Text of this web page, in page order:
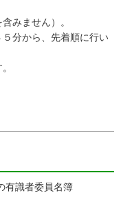
みません）。
分から、先着順に行い
有識者委員名簿